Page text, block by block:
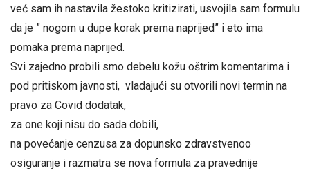
već sam ih nastavila žestoko kritizirati, usvojila sam formulu
da je ” nogom u dupe korak prema naprijed” i eto ima
pomaka prema naprijed.
Svi zajedno probili smo debelu kožu oštrim komentarima i
pod pritiskom javnosti, vladajući su otvorili novi termin na
pravo za Covid dodatak,
za one koji nisu do sada dobili,
na povećanje cenzusa za dopunsko zdravstvenoo
osiguranje i razmatra se nova formula za pravednije